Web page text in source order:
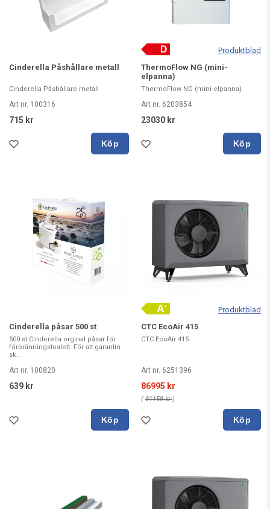
Cinderella Påshållare metall
Cinderella Påshållare metall
Art nr. 100316
715 kr
Köp
Produktblad
ThermoFlow NG (mini-
elpanna)
ThermoFlow NG (mini-elpanna)
Art nr. 6203854
23030 kr
Köp
Cinderella påsar 500 st
500 st Cinderella orginal påsar för
förbränningstoalett. För att garantin
sk...
Art nr. 100820
639 kr
Köp
Produktblad
CTC EcoAir 415
CTC EcoAir 415
Art nr. 6251396
86995 kr
( 91159 kr)
Köp